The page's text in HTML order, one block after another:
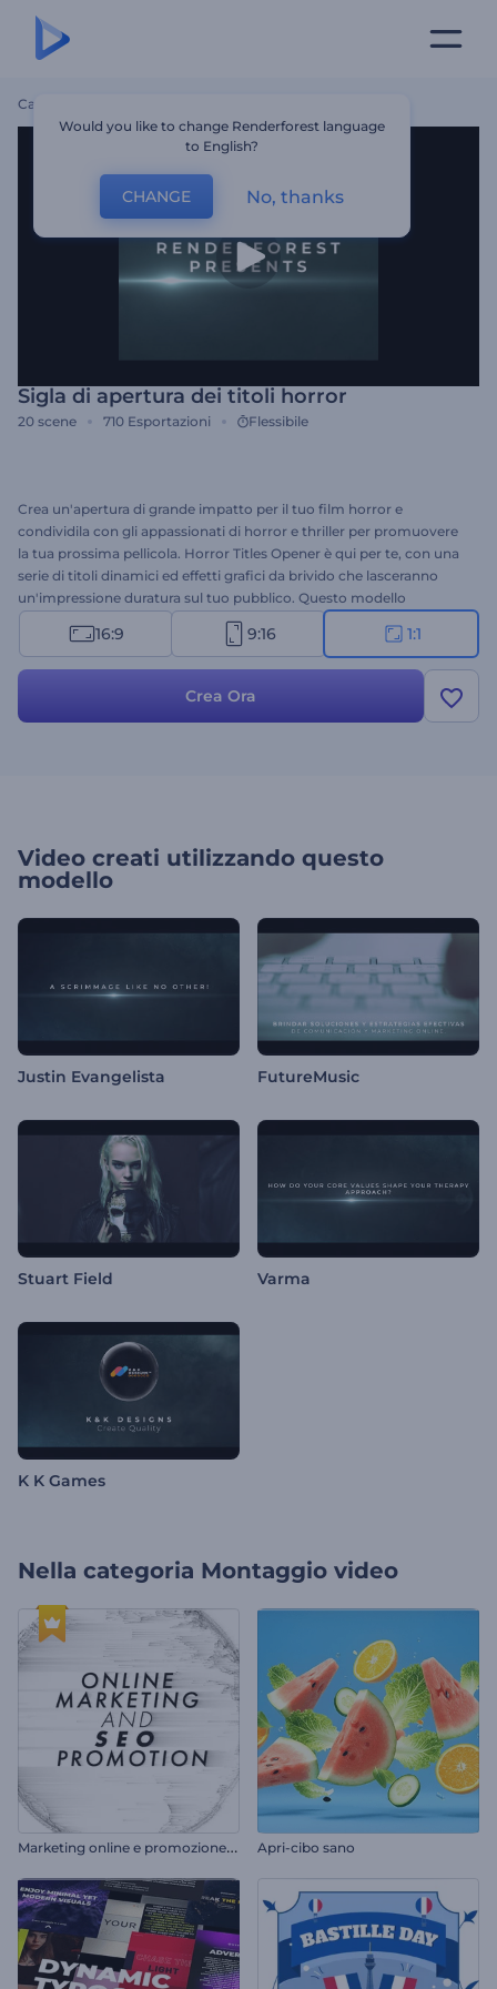
Casa
Sigla di apertura dei titoli horror
20 scene 710 Esportazioni Flessibile
Crea un'apertura di grande impatto per il tuo film horror e
condividila con gli appassionati di horror e thriller per promuovere
la tua prossima pellicola. Horror Titles Opener è qui per te, con una
serie di titoli dinamici ed effetti grafici da brivido che lasceranno
un'impressione duratura sul tuo pubblico. Questo modello
tematico contiene tutto il necessario per creare un inizio
inquietante e spaventoso per i tuoi progetti horror, che farà
digita i testi e aggiungi una colonna sonora drammatica per
16:9 9:16 1:1
Crea Ora
Video creati utilizzando questo
modello
Justin Evangelista FutureMusic
Stuart Field Varma
K K Games
Nella categoria Montaggio video
M
arketing online e promozione SEO Apri-cibo sano
Would you like to change Renderforest language
to English?
CHANGE No, thanks